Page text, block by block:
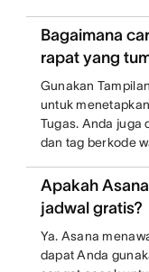
Bagaimana
rapat yang
Gunakan
untuk
Tugas. Anda juga
dan tag berkode
Apakah
jadwal gratis?
Ya. Asana
dapat Anda